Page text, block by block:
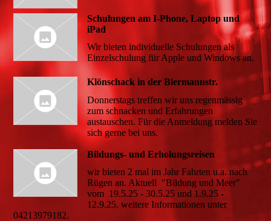
Schulungen am I-Phone, Laptop und
iPad
Wir bieten individuelle Schulungen als
Einzelschulung für Apple und Windows an.
Klönschack in der Biermannstr.
Donnerstags treffen wir uns regenmässig
zum schnacken und Erfahrungen
austauschen. Für die Anmeldung melden Sie
sich gerne bei uns.
Bildungs- und Erholungsreisen
wir bieten 2 mal im Jahr Fahrten u.a. nach
Rügen an. Aktuell "Bildung und Meer"
vom 19.5.25 - 30.5.25 und 1.9.25 -
12.9.25. weitere Informationen unter
04213979182.